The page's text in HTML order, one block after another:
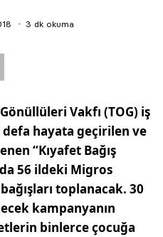
3 dk okuma
Vakfı (TOG) iş
defa hayata geçirilen ve
“Kıyafet Bağış
56 ildeki Migros
toplanacak. 30
kampanyanın
binlerce çocuğa